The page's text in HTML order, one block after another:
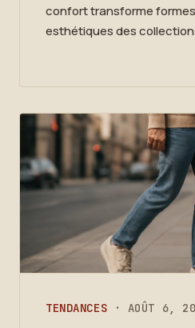
confort transforme
esthétiques des
TENDANCES · AOÛT 6,